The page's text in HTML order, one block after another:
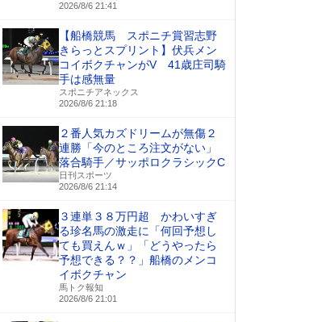
2026/8/6 21:41
【船橋競馬 スポニチ賞習志野
きらっとスプリント】伏兵メン
コイボクチャンがV 41歳庄司騎
手は感無量
スポニチアネックス
2026/8/6 21:18
２番人気カズドリームが無傷２
連勝「今のところ注文がない」
落合騎手／サッポロクラシックC
日刊スポーツ
2026/8/6 21:14
３連単３８万円超 かわいすぎ
る珍名馬の激走に「何回予想し
ても買えんｗ」「どうやったら
予想できる？？」船橋のメンコ
イボクチャン
馬トク報知
2026/8/6 21:01